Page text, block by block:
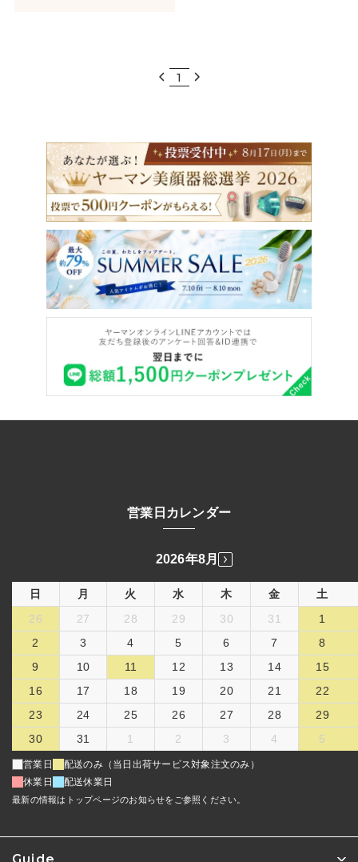
1
Guide
営業日カレンダー
2026年8月
日 月 火 水 木 金
土
26
27 28 29 30 31
1
2
3 4 5 6 7
8
9
10 11 12 13 14
15
16
17 18 19 20 21
22
23
24 25 26 27 28
29
30
31 1 2 3 4 5
営業日
配送のみ（当日出荷サービス対象注文のみ）
休業日
配送休業日
最新の情報はトップページのお知らせをご参照ください。